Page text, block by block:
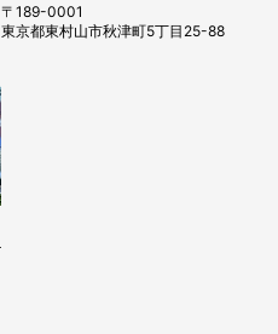
〒189-0001
東京都東村山市秋津町5丁目25-88